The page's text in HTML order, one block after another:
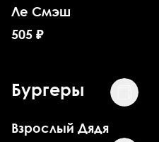
Ле Смэш
505 ₽
Бургеры
Взрослый Дядя